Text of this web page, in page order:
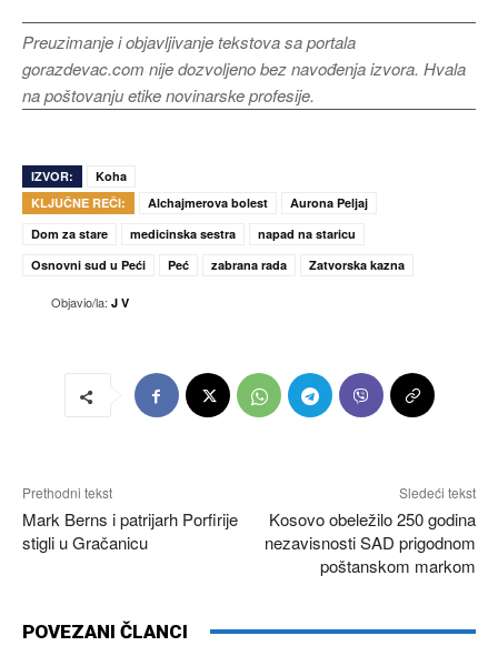
Preuzimanje i objavljivanje tekstova sa portala
gorazdevac.com nije dozvoljeno bez navođenja izvora. Hvala
na poštovanju etike novinarske profesije.
IZVOR:
Koha
KLJUČNE REČI:
Alchajmerova bolest
Aurona Peljaj
Dom za stare
medicinska sestra
napad na staricu
Osnovni sud u Peći
Peć zabrana rada Zatvorska kazna
Objavio/la: J V
Prethodni tekst
Mark Berns i patrijarh Porfirije
stigli u Gračanicu
Sledeći tekst
Kosovo obeležilo 250 godina
nezavisnosti SAD prigodnom
poštanskom markom
POVEZANI ČLANCI